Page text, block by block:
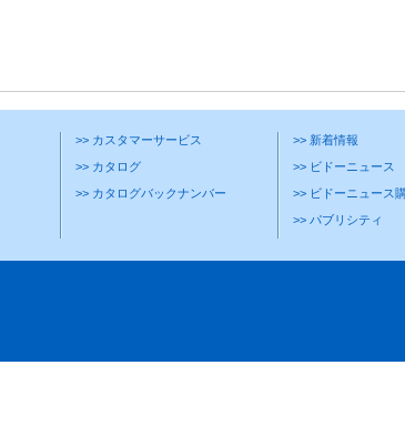
>> カスタマーサービス
>> カタログ
>> カタログバックナンバー
>> 新着情報
>> ビドーニュース
>> ビドーニュース
>> パブリシティ